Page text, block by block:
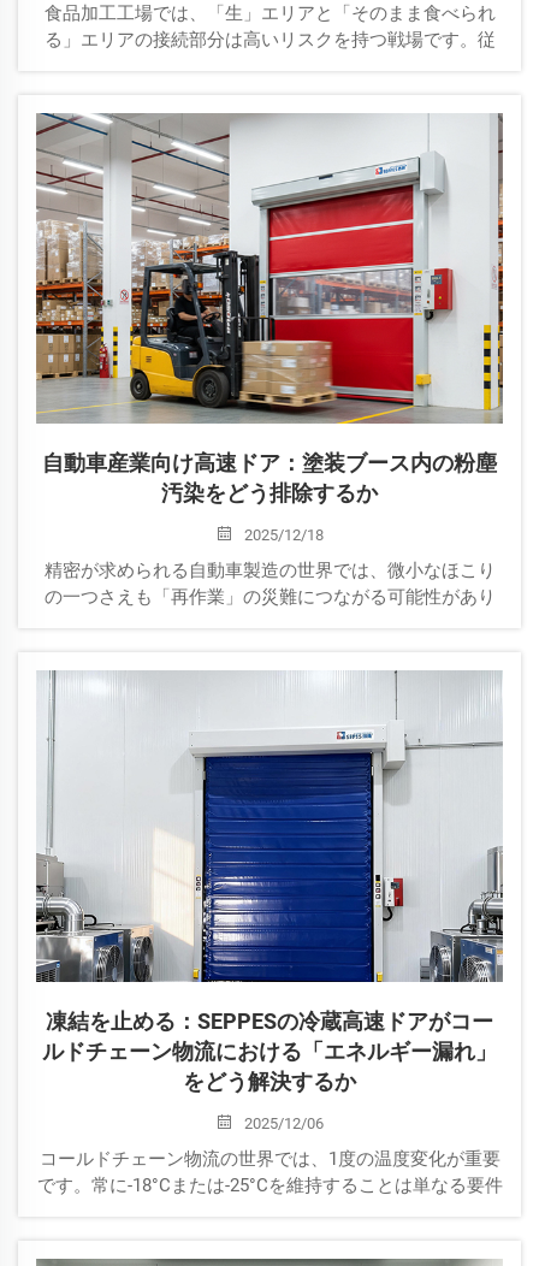
食品加工工場では、「生」エリアと「そのまま食べられ
る」エリアの接続部分は高いリスクを持つ戦場です。従
すい金属などが…
自動車産業向け高速ドア：塗装ブース内の粉塵
汚染をどう排除するか
2025/12/18
精密が求められる自動車製造の世界では、微小なほこり
の一つさえも「再作業」の災難につながる可能性があり
重要です。
凍結を止める：SEPPESの冷蔵高速ドアがコー
ルドチェーン物流における「エネルギー漏れ」
をどう解決するか
2025/12/06
コールドチェーン物流の世界では、1度の温度変化が重要
です。常に-18°Cまたは-25°Cを維持することは単なる要件